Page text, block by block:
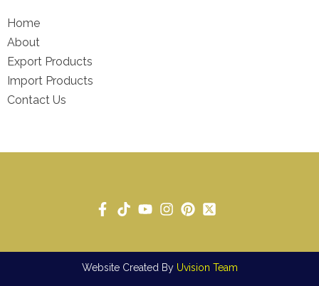
Home
About
Export Products
Import Products
Contact Us
Website Created By Uvision Team